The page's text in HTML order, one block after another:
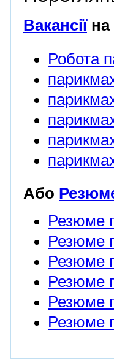
Вакансіїна
Робота
Або
Резюме
Резюме
Резюме
Резюме
Резюме
Резюме